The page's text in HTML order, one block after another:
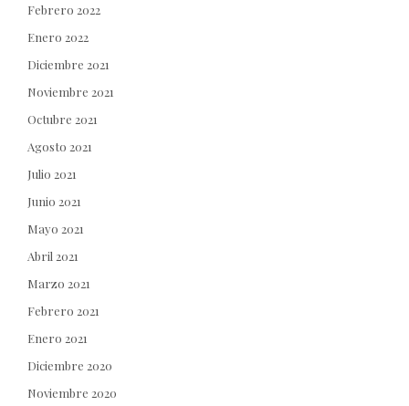
Febrero 2022
Enero 2022
Diciembre 2021
Noviembre 2021
Octubre 2021
Agosto 2021
Julio 2021
Junio 2021
Mayo 2021
Abril 2021
Marzo 2021
Febrero 2021
Enero 2021
Diciembre 2020
Noviembre 2020